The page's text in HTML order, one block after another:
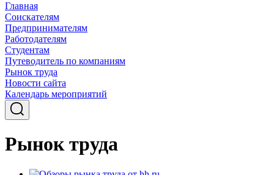
Главная
Соискателям
Предпринимателям
Работодателям
Студентам
Путеводитель по компаниям
Рынок труда
Новости сайта
Календарь мероприятий
Рынок труда